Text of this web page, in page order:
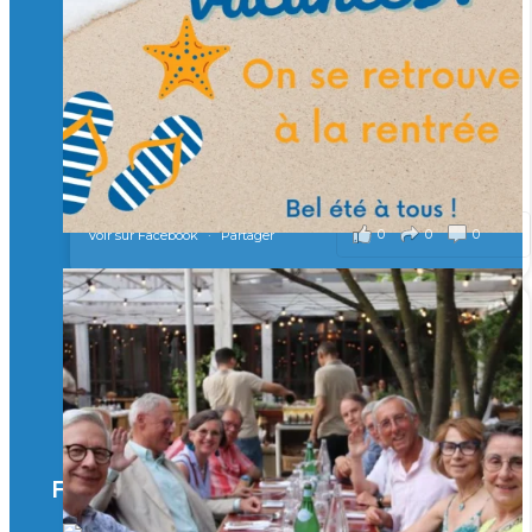
Merci à tous !
🎯 Taxe d’apprentissage 2026 : avec l'Isep, investissez pour
un numérique au service de l'humain !
À l’Isep, nous formons des ingénieurs, des bachelors, des
Mastères Spécialisés, qui allient excellence technologique et
valeurs humaines, au cœur de notre pro
...Voir plus
il y a 2 mois
0 0 0
Voir sur Facebook · Partager
🚀Afterwork à Genève 🚀
🥳 Le 22 avril dernier, 14 Alumni vivant / travaillant
en Suisse ont partagé un moment convivial de
retrouvailles et d'échanges !
Merci à tous pour votre présence et à Alexandre
CHEA pour l'organisation !
il y a 3 mois
Facebook